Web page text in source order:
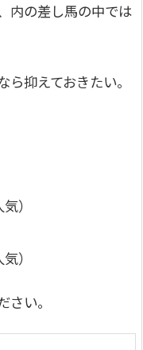
内の差し馬の中では
抑えておきたい。
）
）
い。